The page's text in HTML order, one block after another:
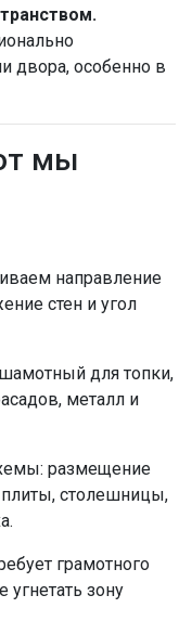
двора, особенно в
мы
направление
стен и угол
для топки,
металл и
размещение
столешницы,
грамотного
зону